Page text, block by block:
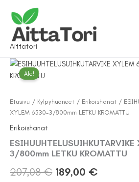
sisältöön
Aittatori
Ale!
Etusivu / Kylpyhuoneet / Erikoishanat /
XYLEM 6530-3/800mm LETKU KROMATTU
Erikoishanat
3/800mm LETKU KROMATTU
207,08€ Alkuperäinen
189,00 €